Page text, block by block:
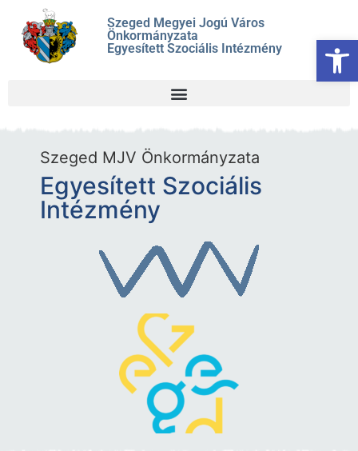
Szeged Megyei Jogú Város
Önkormányzata
Egyesített Szociális Intézmény
Szeged MJV Önkormányzata
Egyesített Szociális
Intézmény